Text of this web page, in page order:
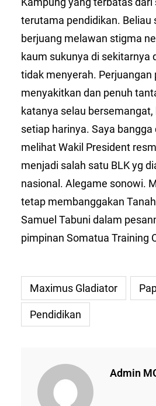
terutama pendidikan. Beliau
berjuang melawan stigma
kaum sukunya di sekitarnya
tidak menyerah. Perjuangan
menyakitkan dan penuh
katanya selau
setiap harinya. Saya bangga
melihat Wakil President
menjadi salah satu BLK yg
nasional. Alegame sonowi.
tetap membanggakan
Samuel Tabuni dalam
pimpinan Somatua Training
Maximus Gladiator
Pendidikan
Admin